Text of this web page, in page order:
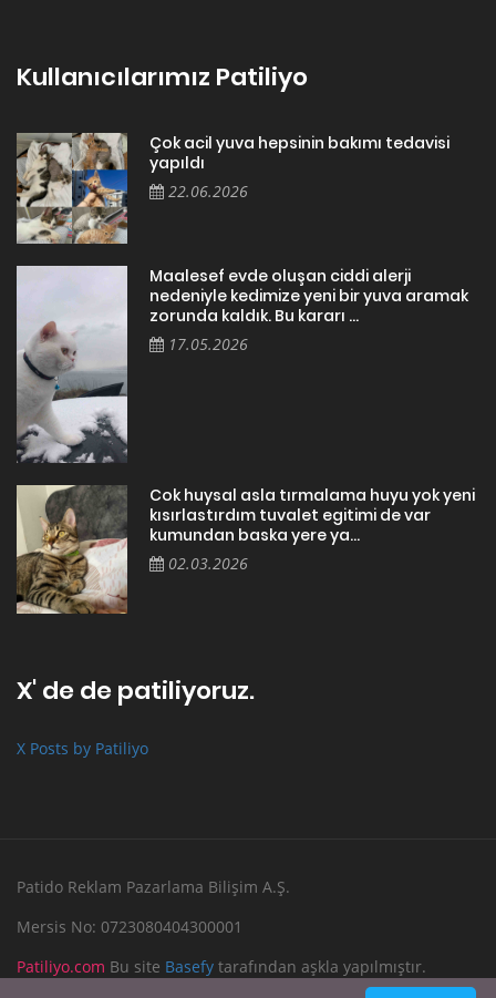
Kullanıcılarımız Patiliyo
Çok acil yuva hepsinin bakımı tedavisi
yapıldı
22.06.2026
Maalesef evde oluşan ciddi alerji
nedeniyle kedimize yeni bir yuva aramak
zorunda kaldık. Bu kararı ...
17.05.2026
Cok huysal asla tırmalama huyu yok yeni
kısırlastırdım tuvalet egitimi de var
kumundan baska yere ya...
02.03.2026
X' de de patiliyoruz.
X Posts by Patiliyo
Patido Reklam Pazarlama Bilişim A.Ş.
Mersis No: 0723080404300001
Patiliyo.com Bu site Basefy tarafından aşkla yapılmıştır.